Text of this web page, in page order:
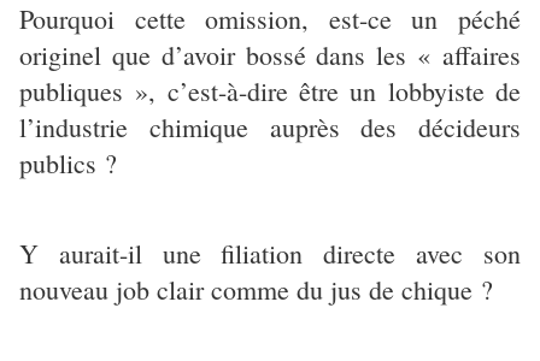
Pourquoi cette omission, est-ce un péché
originel que d’avoir bossé dans les « affaires
publiques », c’est-à-dire être un lobbyiste de
l’industrie chimique auprès des décideurs
publics ?
Y aurait-il une filiation directe avec son
nouveau job clair comme du jus de chique ?